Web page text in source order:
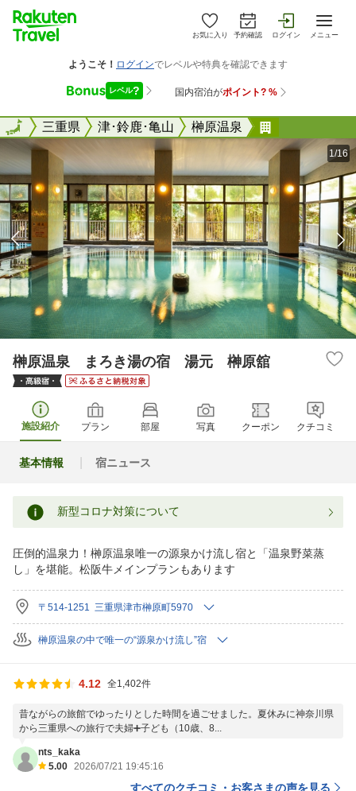
お気に入り 予約確認 ログイン メニュー
全国三重県 津･鈴鹿･亀山 榊原温泉
全国
1/16
榊原温泉 まろき湯の宿 湯元 榊原舘
施設紹介 プラン 部屋 写真 クーポン クチコミ
基本情報 宿ニュース
新型コロナ対策について
圧倒的温泉力！榊原温泉唯一の源泉かけ流し宿と「温泉野菜蒸
し」を堪能。松阪牛メインプランもあります
〒514-1251 三重県津市榊原町5970
榊原温泉の中で唯一の“源泉かけ流し”宿
4.12 全1,402件
昔ながらの旅館でゆったりとした時間を過ごせました。夏休みに神奈川県
から三重県への旅行で夫婦➕子ども（10歳、8...
nts_kaka
5.00 2026/07/21 19:45:16
すべてのクチコミ・お客さまの声を見る